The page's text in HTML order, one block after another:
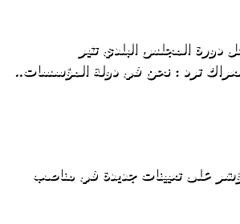
دورة المجلس البلدي تثير
العراك ترد : نحن في دولة المؤسسات..
على تعيينات جديدة في مناصب